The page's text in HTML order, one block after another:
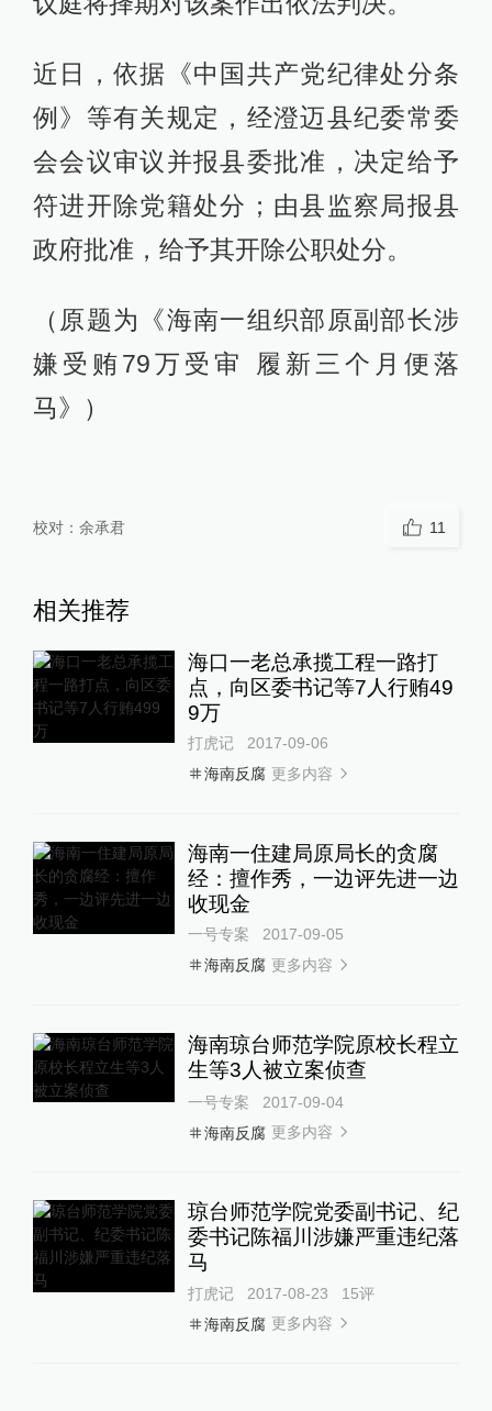
近日，依据《中国共产党纪律处分条
例》等有关规定，经澄迈县纪委常委
会会议审议并报县委批准，决定给予
符进开除党籍处分；由县监察局报县
政府批准，给予其开除公职处分。
（原题为《海南一组织部原副部长涉
嫌受贿79万受审 履新三个月便落
马》）
校对： 余承君 11
相关推荐
海口一老总承揽工程一路打
点，向区委书记等7人行贿49
9万
打虎记
2017-09-06
海南反腐 更多内容
海南一住建局原局长的贪腐
经：擅作秀，一边评先进一边
收现金
一号专案
2017-09-05
海南反腐 更多内容
海南琼台师范学院原校长程立
生等3人被立案侦查
一号专案
2017-09-04
海南反腐 更多内容
琼台师范学院党委副书记、纪
委书记陈福川涉嫌严重违纪落
马
打虎记 2017-08-23 15评
海南反腐 更多内容